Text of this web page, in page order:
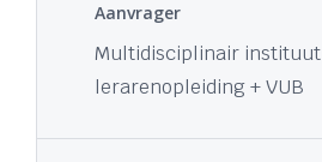
Aanvrager
Multidisciplinair instituut
lerarenopleiding + VUB